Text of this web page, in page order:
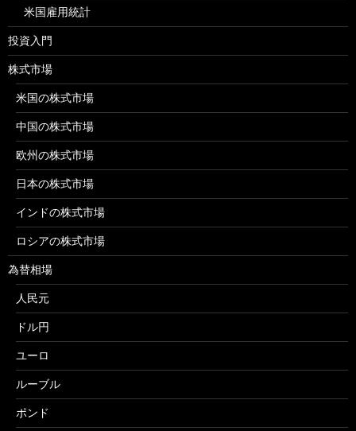
米国雇用統計
投資入門
株式市場
米国の株式市場
中国の株式市場
欧州の株式市場
日本の株式市場
インドの株式市場
ロシアの株式市場
為替相場
人民元
ドル円
ユーロ
ルーブル
ポンド